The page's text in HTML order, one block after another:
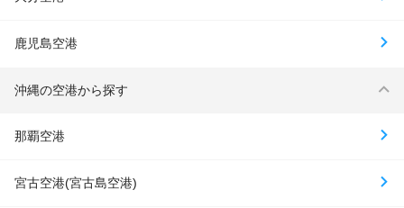
鹿児島空港
沖縄の空港から探す
那覇空港
宮古空港(宮古島空港)